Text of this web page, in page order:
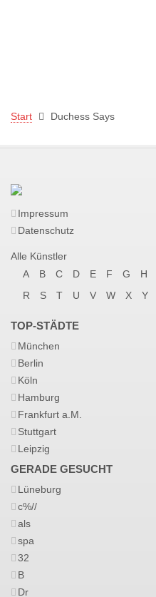
Start Duchess Says
Impressum
Datenschutz
Alle Künstler
A
B C D E F G H
R
S T U V W X Y
TOP-STÄDTE
München
Berlin
Köln
Hamburg
Frankfurt a.M.
Stuttgart
Leipzig
GERADE GESUCHT
Lüneburg
c%//
als
spa
32
B
Dr